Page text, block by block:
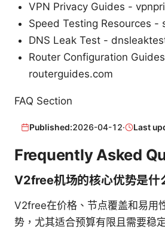
VPN Privacy Guides -
Speed Testing Resources -
DNS Leak Test -
Router Configuration
routerguides.com
FAQ Section
Published:2026-04-12· Last
Frequently Asked
V2free机场的核心优势是什
V2free在价格、节点覆盖和易用
势，尤其适合预算有限且需要稳